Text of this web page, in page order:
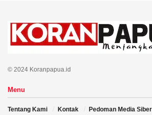
© 2024 Koranpapua.id
Menu
Tentang Kami Kontak Pedoman Media Siber